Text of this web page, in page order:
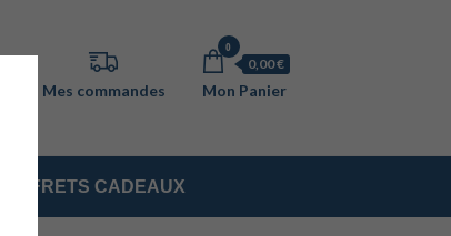
0
0,00 €
COFFRETS CADEAUX